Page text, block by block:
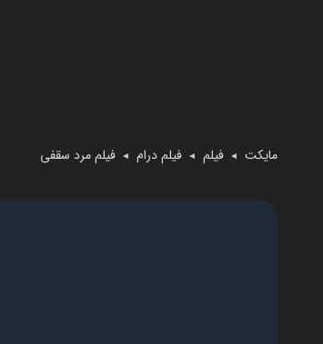
مایکت ◄ فیلم ◄ فیلم درام ◄ فیلم مرد سقفی